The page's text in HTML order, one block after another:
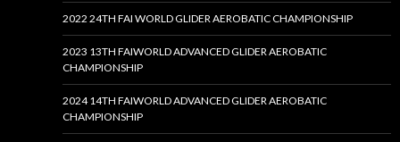
2022 24TH FAI WORLD GLIDER AEROBATIC CHAMPIONSHIP
2023 13TH FAIWORLD ADVANCED GLIDER AEROBATIC
CHAMPIONSHIP
2024 14TH FAIWORLD ADVANCED GLIDER AEROBATIC
CHAMPIONSHIP